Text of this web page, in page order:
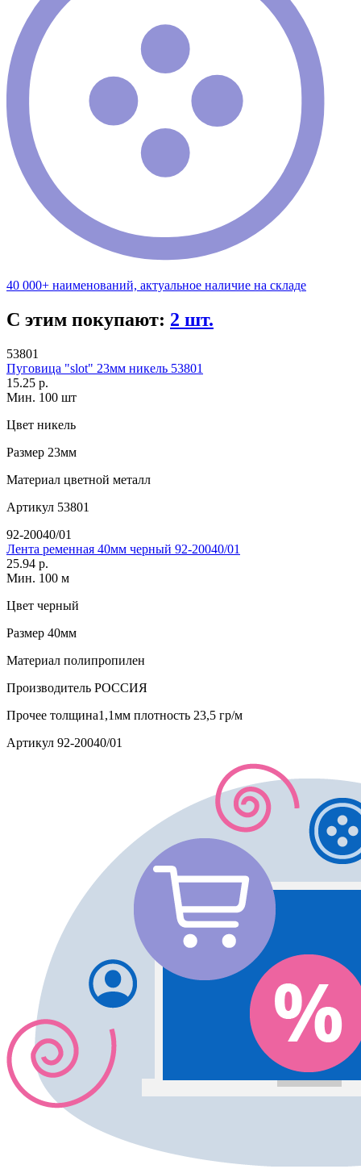
40 000+ наименований, актуальное наличие на складе
С этим покупают: 2 шт.
53801
Пуговица "slot" 23мм никель 53801
15.25 р.
Мин. 100 шт
Цвет никель
Размер 23мм
Материал цветной металл
Артикул 53801
92-20040/01
Лента ременная 40мм черный 92-20040/01
25.94 р.
Мин. 100 м
Цвет черный
Размер 40мм
Материал полипропилен
Производитель РОССИЯ
Прочее толщина1,1мм плотность 23,5 гр/м
Артикул 92-20040/01